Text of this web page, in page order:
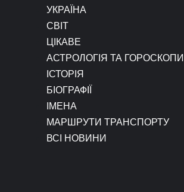
УКРАЇНА
СВІТ
ЦІКАВЕ
АСТРОЛОГІЯ ТА ГОРОСКОПИ
ІСТОРІЯ
БІОГРАФІЇ
ІМЕНА
МАРШРУТИ ТРАНСПОРТУ
ВСІ НОВИНИ